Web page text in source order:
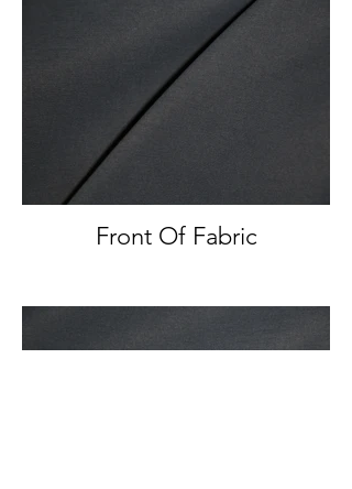
Front Of Fabric